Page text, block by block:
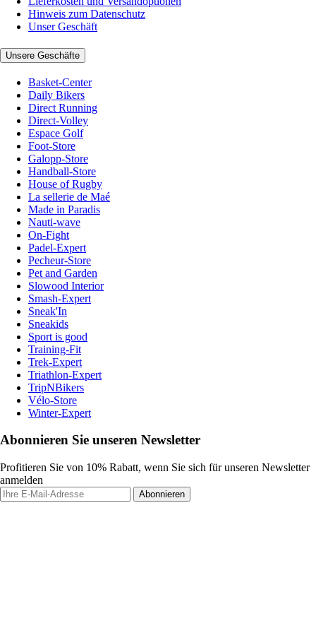
Hinweis zum Datenschutz
Unser Geschäft
Unsere Geschäfte
Basket-Center
Daily Bikers
Direct Running
Direct-Volley
Espace Golf
Foot-Store
Galopp-Store
Handball-Store
House of Rugby
La sellerie de Maé
Made in Paradis
Nauti-wave
On-Fight
Padel-Expert
Pecheur-Store
Pet and Garden
Slowood Interior
Smash-Expert
Sneak'In
Sneakids
Sport is good
Training-Fit
Trek-Expert
Triathlon-Expert
TripNBikers
Vélo-Store
Winter-Expert
Abonnieren Sie unseren Newsletter
Profitieren Sie von 10% Rabatt, wenn Sie sich für unseren Newsletter
anmelden
Abonnieren